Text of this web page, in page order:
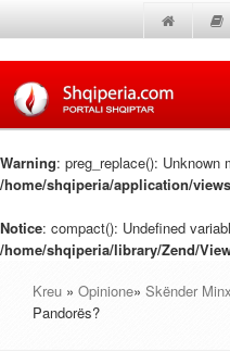
Warning: preg_replace(): Unknown
/home/shqiperia/application/
Notice: compact(): Undefined
/home/shqiperia/library/Zend/
Kreu » Opinione» Skënder
Pandorës?